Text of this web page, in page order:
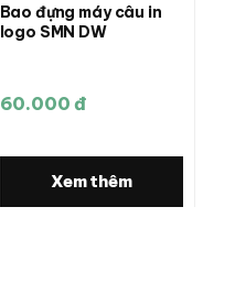
Bao đựng máy câu in
logo SMN DW
60.000 đ
Xem thêm